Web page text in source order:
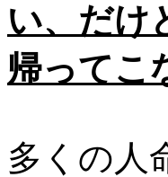
い、だけ
帰ってこ
多くの人